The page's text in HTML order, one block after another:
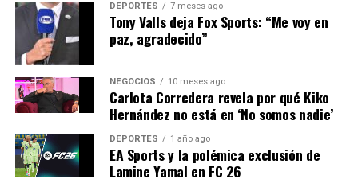
una mirada atenta al detalle, abordamos la política, la cultura y
la tecnología con un análisis preciso y profundo. Cuando los
titulares cambian cada minuto, puedes contar con nosotros
para abrirnos paso entre el ruido y ofrecerte claridad en
bandeja de plata.
DEPORTES 7 meses ago
Tony Valls deja Fox Sports: “Me voy en
paz, agradecido”
NEGOCIOS 10 meses ago
Carlota Corredera revela por qué Kiko
Hernández no está en ‘No somos nadie’
DEPORTES 1 año ago
EA Sports y la polémica exclusión de
Lamine Yamal en FC 26